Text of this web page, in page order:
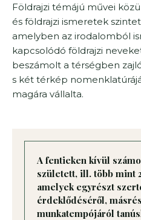
Földrajzi témájú művei
és földrajzi ismeretek
amelyben az irodalomból
kapcsolódó földrajzi
beszámolt a térségben
s két térkép
magára vállalta.
A fentieken kívül
született, ill. több mint
amelyek egyrészt
érdeklődéséről,
munkatempójáról